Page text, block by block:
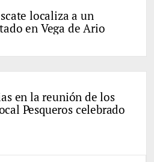
localiza a un
en Vega de Ario
en la reunión de los
Pesqueros celebrado